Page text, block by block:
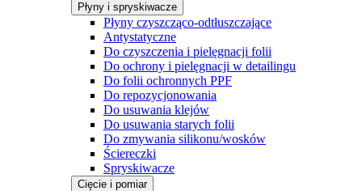
Płyny i spryskiwacze
Płyny czyszcząco-odtłuszczające
Antystatyczne
Do czyszczenia i pielęgnacji folii
Do ochrony i pielęgnacji w detailingu
Do folii ochronnych PPF
Do repozycjonowania
Do usuwania klejów
Do usuwania starych folii
Do zmywania silikonu/wosków
Ściereczki
Spryskiwacze
Cięcie i pomiar